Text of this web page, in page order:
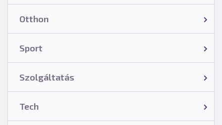
Otthon
Sport
Szolgáltatás
Tech